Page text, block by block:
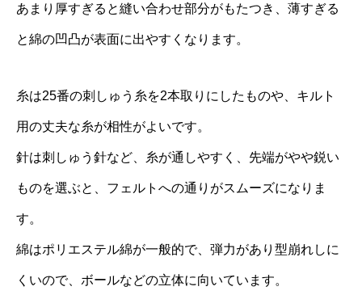
あまり厚すぎると縫い合わせ部分がもたつき、薄すぎる
と綿の凹凸が表面に出やすくなります。
糸は25番の刺しゅう糸を2本取りにしたものや、キルト
用の丈夫な糸が相性がよいです。
針は刺しゅう針など、糸が通しやすく、先端がやや鋭い
ものを選ぶと、フェルトへの通りがスムーズになりま
す。
綿はポリエステル綿が一般的で、弾力があり型崩れしに
くいので、ボールなどの立体に向いています。